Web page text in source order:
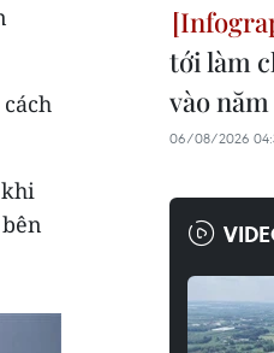
tới làm
vào
06/08/2026